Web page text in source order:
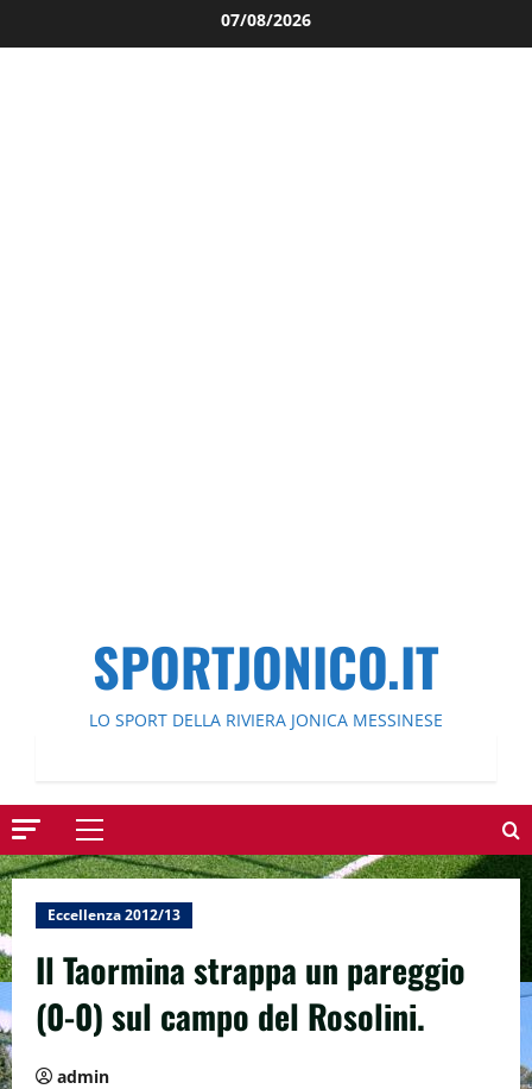
al
07/08/2026
SPORTJONICO.IT
LO SPORT DELLA RIVIERA JONICA MESSINESE
Menu
principale
Eccellenza 2012/13
Il Taormina strappa un pareggio
(0-0) sul campo del Rosolini.
admin